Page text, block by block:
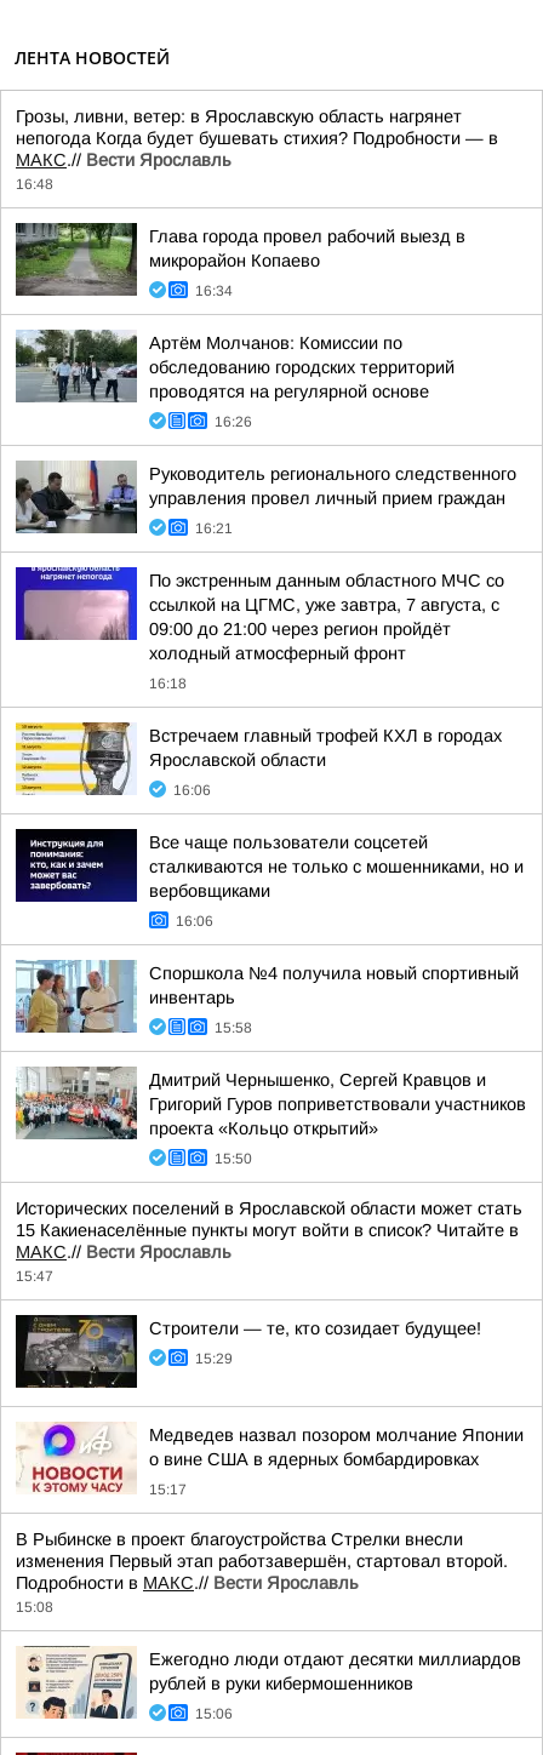
ЛЕНТА НОВОСТЕЙ
Грозы, ливни, ветер: в Ярославскую область нагрянет
непогода Когда будет бушевать стихия? Подробности — в
МАКС.// Вести Ярославль
16:48
Глава города провел рабочий выезд в
микрорайон Копаево
16:34
Артём Молчанов: Комиссии по
обследованию городских территорий
проводятся на регулярной основе
16:26
Руководитель регионального следственного
управления провел личный прием граждан
16:21
По экстренным данным областного МЧС со
ссылкой на ЦГМС, уже завтра, 7 августа, с
09:00 до 21:00 через регион пройдёт
холодный атмосферный фронт
16:18
Встречаем главный трофей КХЛ в городах
Ярославской области
16:06
Все чаще пользователи соцсетей
сталкиваются не только с мошенниками, но и
вербовщиками
16:06
Споршкола №4 получила новый спортивный
инвентарь
15:58
Дмитрий Чернышенко, Сергей Кравцов и
Григорий Гуров поприветствовали участников
проекта «Кольцо открытий»
15:50
Исторических поселений в Ярославской области может стать
15 Какиенаселённые пункты могут войти в список? Читайте в
МАКС.// Вести Ярославль
15:47
Строители — те, кто созидает будущее!
15:29
Медведев назвал позором молчание Японии
о вине США в ядерных бомбардировках
15:17
В Рыбинске в проект благоустройства Стрелки внесли
изменения Первый этап работзавершён, стартовал второй.
Подробности в МАКС.// Вести Ярославль
15:08
Ежегодно люди отдают десятки миллиардов
рублей в руки кибермошенников
15:06